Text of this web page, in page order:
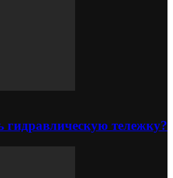
гидравлическую тележку?